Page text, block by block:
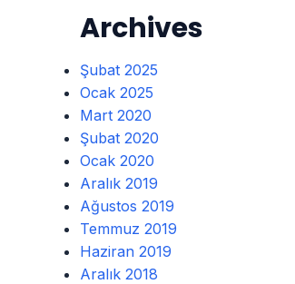
Archives
Şubat 2025
Ocak 2025
Mart 2020
Şubat 2020
Ocak 2020
Aralık 2019
Ağustos 2019
Temmuz 2019
Haziran 2019
Aralık 2018